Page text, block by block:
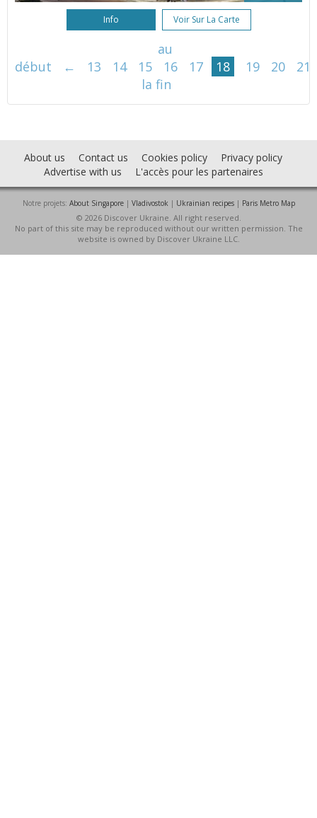
Info Voir Sur La Carte
au
début
← 13 14 15 16 17 18 19 20
21
la fin
About us Contact us Cookies policy
Privacy policy
Advertise with us
L'accès pour les partenaires
Notre projets: About Singapore| Vladivostok | Ukrainian recipes| Paris Metro Map
© 2026 Discover Ukraine. All right reserved.
No part of this site may be reproduced without our written permission. The
website is owned by Discover Ukraine LLC.